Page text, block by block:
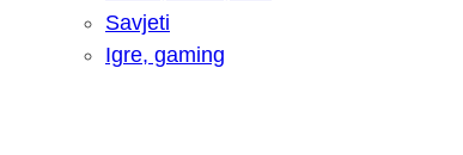
Savjeti
Igre, gaming